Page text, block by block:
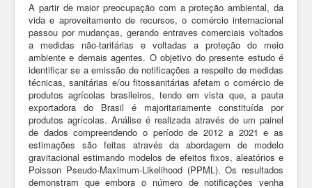
A partir de maior preocupação com a proteção ambiental, da
vida e aproveitamento de recursos, o comércio internacional
passou por mudanças, gerando entraves comerciais voltados
a medidas não-tarifárias e voltadas a proteção do meio
ambiente e demais agentes. O objetivo do presente estudo é
identificar se a emissão de notificações a respeito de medidas
técnicas, sanitárias e/ou fitossanitárias afetam o comércio de
produtos agrícolas brasileiros, tendo em vista que, a pauta
exportadora do Brasil é majoritariamente constituída por
produtos agrícolas. Análise é realizada através de um painel
de dados compreendendo o período de 2012 a 2021 e as
estimações são feitas através da abordagem de modelo
gravitacional estimando modelos de efeitos fixos, aleatórios e
Poisson Pseudo-Maximum-Likelihood (PPML). Os resultados
demonstram que embora o número de notificações venha